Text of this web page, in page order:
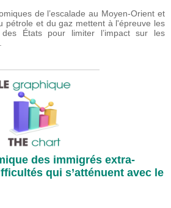
de l’escalade au Moyen-Orient et
pétrole et du gaz mettent à l'épreuve les
États pour limiter l’impact sur les
des immigrés extra-
qui s’atténuent avec le